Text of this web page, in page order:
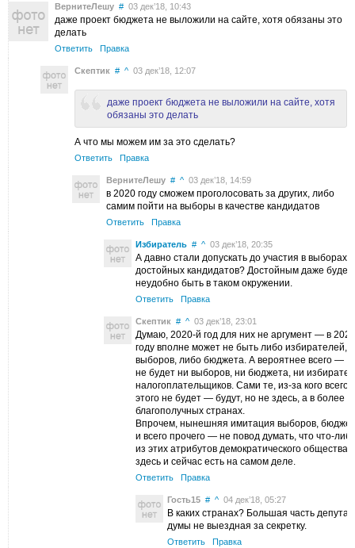
ВернитеЛешу # 03 дек’18, 10:43
даже проект бюджета не выложили на сайте, хотя обязаны это
делать
Ответить Правка
Скептик # ^ 03 дек’18, 12:07
даже проект бюджета не выложили на сайте, хотя
обязаны это делать
А что мы можем им за это сделать?
Ответить Правка
ВернитеЛешу # ^ 03 дек’18, 14:59
в 2020 году сможем проголосовать за других, либо
самим пойти на выборы в качестве кандидатов
Ответить Правка
Избиратель # ^ 03 дек’18, 20:35
А давно стали допускать до участия в выборах
достойных кандидатов? Достойным даже будет
неудобно быть в таком окружении.
Ответить Правка
Скептик # ^ 03 дек’18, 23:01
Думаю, 2020-й год для них не аргумент — в
году вполне может не быть либо избирателей,
выборов, либо бюджета. А вероятнее всего —
не будет ни выборов, ни бюджета, ни
налогоплательщиков. Сами те, из-за кого всего
этого не будет — будут, но не здесь, а в более
благополучных странах.
Впрочем, нынешняя имитация выборов,
и всего прочего — не повод думать, что что-
из этих атрибутов демократического общества
здесь и сейчас есть на самом деле.
Ответить Правка
Гость15 # ^ 04 дек’18, 05:27
В каких странах? Большая часть
думы не выездная за секретку.
Ответить Правка